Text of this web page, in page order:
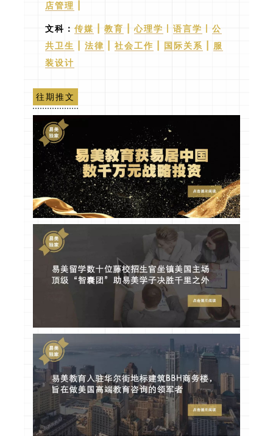
店管理
文科： 传媒 教育 心理学 语言学
公
共卫生
法律 社会工作 国际关系
服
装设计
往期推文